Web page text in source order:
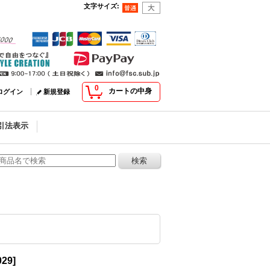
文字サイズ:
0 カートの中身
グイン 新規登録
法表示
]